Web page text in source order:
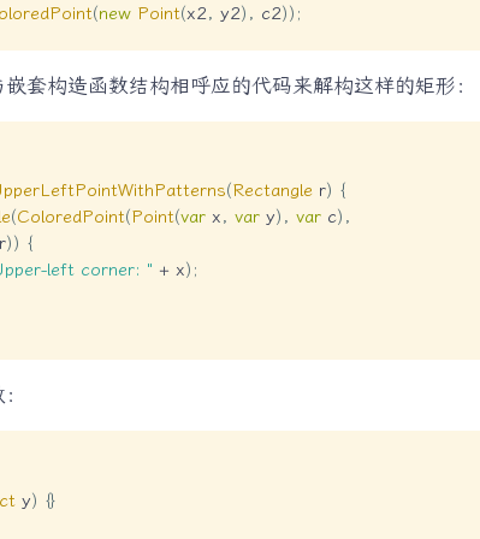
(new Point(x2, y2) , c2)) ;
套构造函数结构相呼应的代码来解构这样的矩形：
(Rectangle r) {
(ColoredPoint(Point(var x, var y) , var c) ,
)) {
left corner: " + x) ;
y) {}